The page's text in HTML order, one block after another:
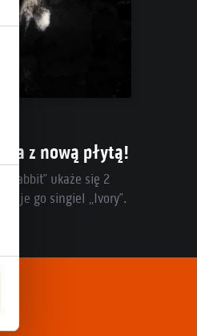
z nową płytą!
Rabbit” ukaże się 2
go singiel „Ivory”.